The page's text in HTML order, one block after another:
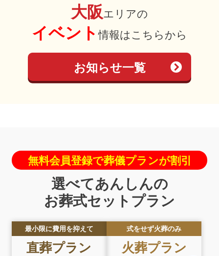
大阪エリアの
イベント情報はこちらから
お知らせ一覧
無料会員登録で葬儀プランが割引
選べてあんしんの
お葬式セットプラン
最小限に費用を抑えて
直葬プラン
式をせず火葬のみ
火葬プラン